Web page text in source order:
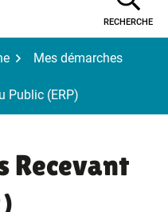
RECHERCHE
Mes démarches
Public (ERP)
Recevant